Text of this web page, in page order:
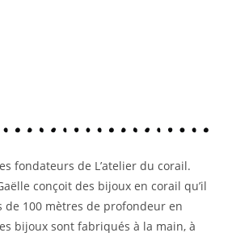
fondateurs de L’atelier du corail.
conçoit des bijoux en corail qu’il
de 100 mètres de profondeur en
bijoux sont fabriqués à la main, à